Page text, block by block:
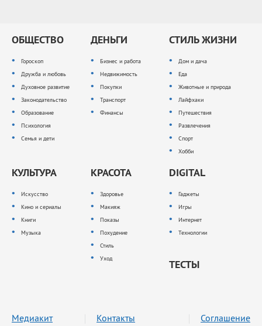
ОБЩЕСТВО
Гороскоп
Дружба и любовь
Духовное развитие
Законодательство
Образование
Психология
Семья и дети
ДЕНЬГИ
Бизнес и работа
Недвижимость
Покупки
Транспорт
Финансы
СТИЛЬ ЖИЗНИ
Дом и дача
Еда
Животные и природа
Лайфхаки
Путешествия
Развлечения
Спорт
Хобби
КУЛЬТУРА
Искусство
Кино и сериалы
Книги
Музыка
КРАСОТА
Здоровье
Макияж
Показы
Похудение
Стиль
Уход
DIGITAL
Гаджеты
Игры
Интернет
Технологии
ТЕСТЫ
Медиакит Контакты Соглашение